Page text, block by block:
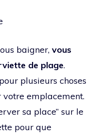
baigner, vous
de plage.
plusieurs choses
emplacement.
sa place” sur le
pour que